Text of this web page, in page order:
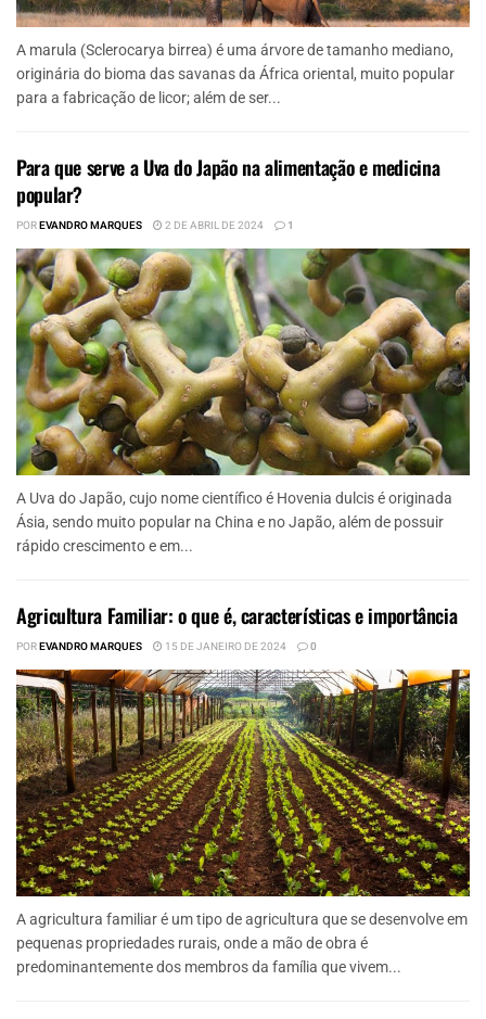
A marula (Sclerocarya birrea) é uma árvore de tamanho mediano,
originária do bioma das savanas da África oriental, muito popular
para a fabricação de licor; além de ser...
Para que serve a Uva do Japão na alimentação e medicina
popular?
POREVANDRO MARQUES 2 DE ABRIL DE 2024 1
A Uva do Japão, cujo nome científico é Hovenia dulcis é originada
Ásia, sendo muito popular na China e no Japão, além de possuir
rápido crescimento e em...
Agricultura Familiar: o que é, características e importância
POREVANDRO MARQUES 15 DE JANEIRO DE 2024 0
A agricultura familiar é um tipo de agricultura que se desenvolve em
pequenas propriedades rurais, onde a mão de obra é
predominantemente dos membros da família que vivem...